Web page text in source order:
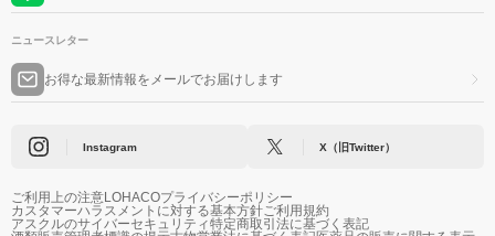
ニュースレター
お得な最新情報をメールでお届けします
Instagram X（旧Twitter）
ご利用上の注意LOHACOプライバシーポリシー
カスタマーハラスメントに対する基本方針ご利用規約
アスクルのサイバーセキュリティ特定商取引法に基づく表記